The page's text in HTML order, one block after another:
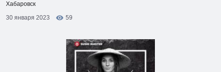
Хабаровск
30 января 2023
59